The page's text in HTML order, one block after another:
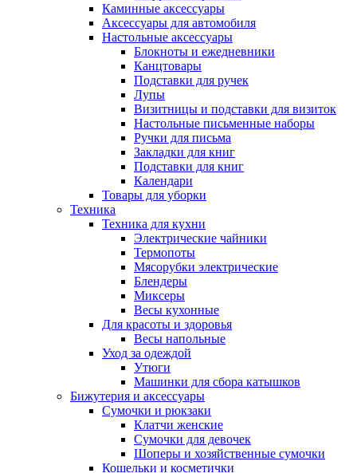
Каминные аксессуары
Аксессуары для автомобиля
Настольные аксессуары
Блокноты и ежедневники
Канцтовары
Подставки для ручек
Лупы
Визитницы и подставки для визиток
Настольные письменные наборы
Ручки для письма
Закладки для книг
Подставки для книг
Календари
Товары для уборки
Техника
Техника для кухни
Электрические чайники
Термопоты
Мясорубки электрические
Блендеры
Миксеры
Весы кухонные
Для красоты и здоровья
Весы напольные
Уход за одеждой
Утюги
Машинки для сбора катышков
Бижутерия и аксессуары
Сумочки и рюкзаки
Клатчи женские
Сумочки для девочек
Шоперы и хозяйственные сумочки
Кошельки и косметички